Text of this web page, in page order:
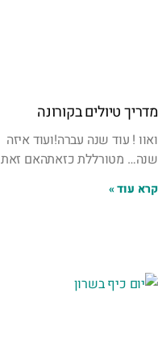
מדריך טיולים בקורונה
ואוו ! עוד שנה עברה!ועוד איזה
שנה… מטורללת כזאתהאם זאת
קרא עוד »